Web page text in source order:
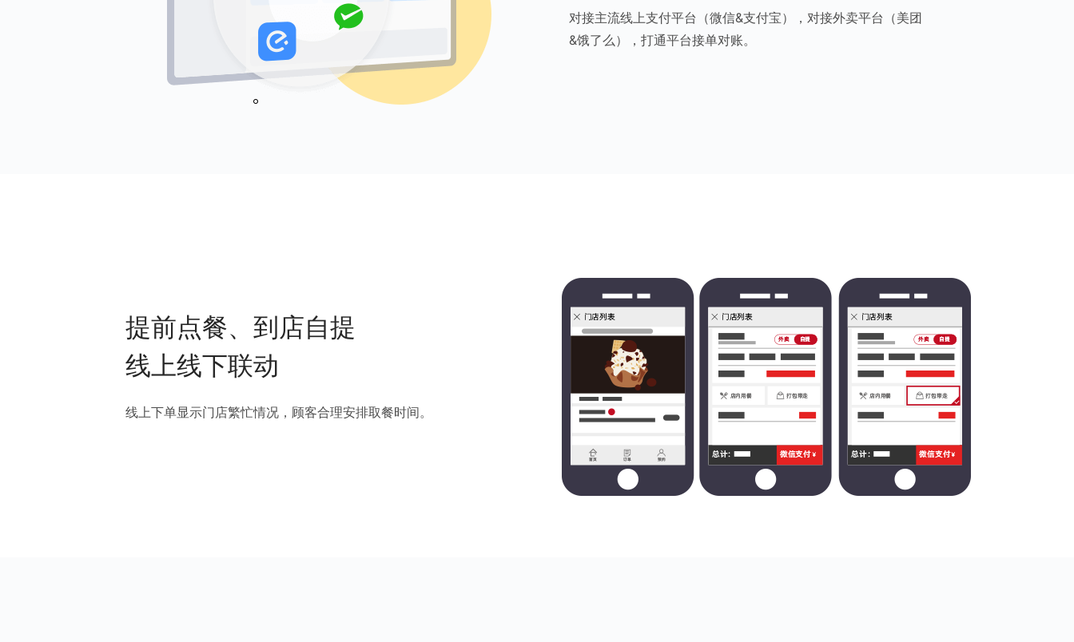
对接主流线上支付平台（微信&支付宝），对接外卖平台（美团
&饿了么），打通平台接单对账。
提前点餐、到店自提
线上线下联动
线上下单显示门店繁忙情况，顾客合理安排取餐时间。